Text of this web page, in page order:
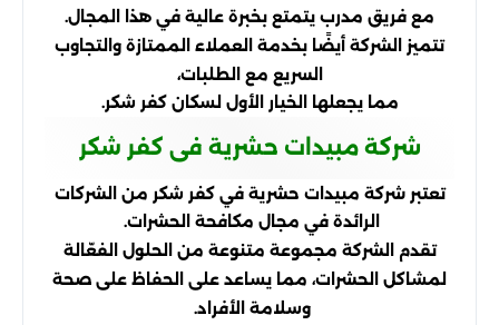
مع فريق مدرب يتمتع بخبرة عالية في هذا المجال.
تتميز الشركة أيضًا بخدمة العملاء الممتازة والتجاوب
السريع مع الطلبات،
مما يجعلها الخيار الأول لسكان كفر شكر.
شركة مبيدات حشرية فى كفر شكر
تعتبر شركة مبيدات حشرية في كفر شكر من الشركات
الرائدة في مجال مكافحة الحشرات.
تقدم الشركة مجموعة متنوعة من الحلول الفعّالة
لمشاكل الحشرات، مما يساعد على الحفاظ على صحة
وسلامة الأفراد.